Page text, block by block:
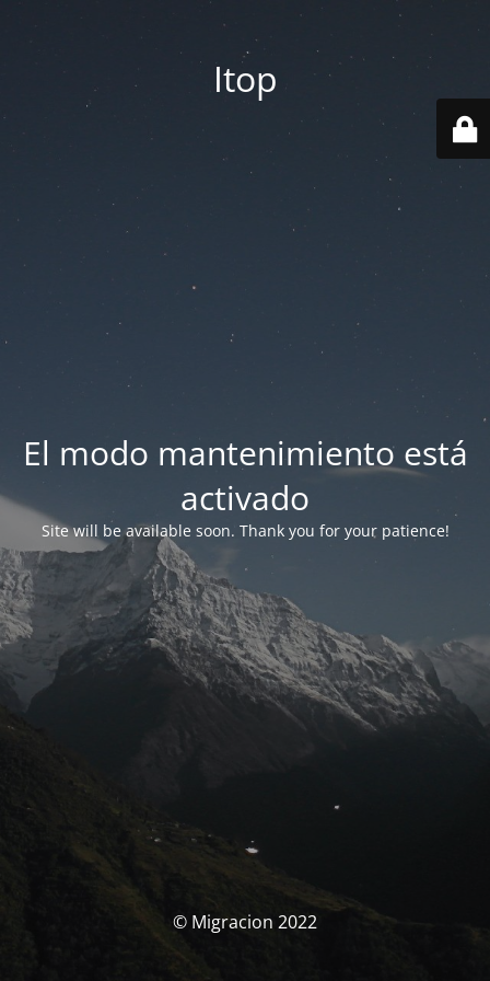
Itop
El modo mantenimiento está
activado
Site will be available soon. Thank you for your patience!
© Migracion 2022